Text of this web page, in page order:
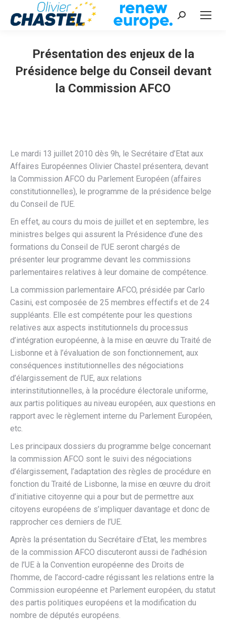
Recherche
Présentation des enjeux de la
Présidence belge du Conseil devant
la Commission AFCO
Le mardi 13 juillet 2010 dès 9h, le Secrétaire d’Etat aux
Affaires Européennes Olivier Chastel présentera, devant
la Commission AFCO du Parlement Européen (affaires
constitutionnelles), le programme de la présidence belge
du Conseil de l’UE.
En effet, au cours du mois de juillet et en septembre, les
ministres belges qui assurent la Présidence d’une des
formations du Conseil de l’UE seront chargés de
présenter leur programme devant les commissions
parlementaires relatives à leur domaine de compétence.
La commission parlementaire AFCO, présidée par Carlo
Casini, est composée de 25 membres effectifs et de 24
suppléants. Elle est compétente pour les questions
relatives aux aspects institutionnels du processus
d’intégration européenne, à la mise en œuvre du Traité de
Lisbonne et à l’évaluation de son fonctionnement, aux
conséquences institutionnelles des négociations
d’élargissement de l’UE, aux relations
interinstitutionnelles, à la procédure électorale uniforme,
aux partis politiques au niveau européen, aux questions en
rapport avec le règlement interne du Parlement Européen,
etc.
Les principaux dossiers du programme belge concernant
la commission AFCO sont le suivi des négociations
d’élargissement, l’adaptation des règles de procédure en
fonction du Traité de Lisbonne, la mise en œuvre du droit
d’initiative citoyenne qui a pour but de permettre aux
citoyens européens de s’impliquer davantage et donc de
rapprocher ces derniers de l’UE.
Après la présentation du Secrétaire d’Etat, les membres
de la commission AFCO discuteront aussi de l’adhésion
de l’UE à la Convention européenne des Droits de
l’homme, de l’accord-cadre régissant les relations entre la
Commission européenne et Parlement européen, du statut
des partis politiques européens et la modification du
nombre de députés européens.